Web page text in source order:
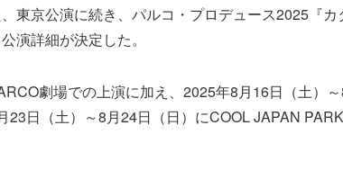
東京公演に続き、パルコ・プロデュース2025『
演詳細が決定した。
劇場での上演に加え、2025年8月16日（土）
23日（土）～8月24日（日）にCOOL JAPAN